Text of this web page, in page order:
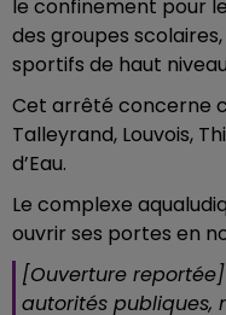
le confinement pour
des groupes
sportifs de haut
Cet arrêté concerne
Talleyrand, Louvois,
d’Eau.
Le complexe
ouvrir ses portes en
[Ouverture
autorités publiques,